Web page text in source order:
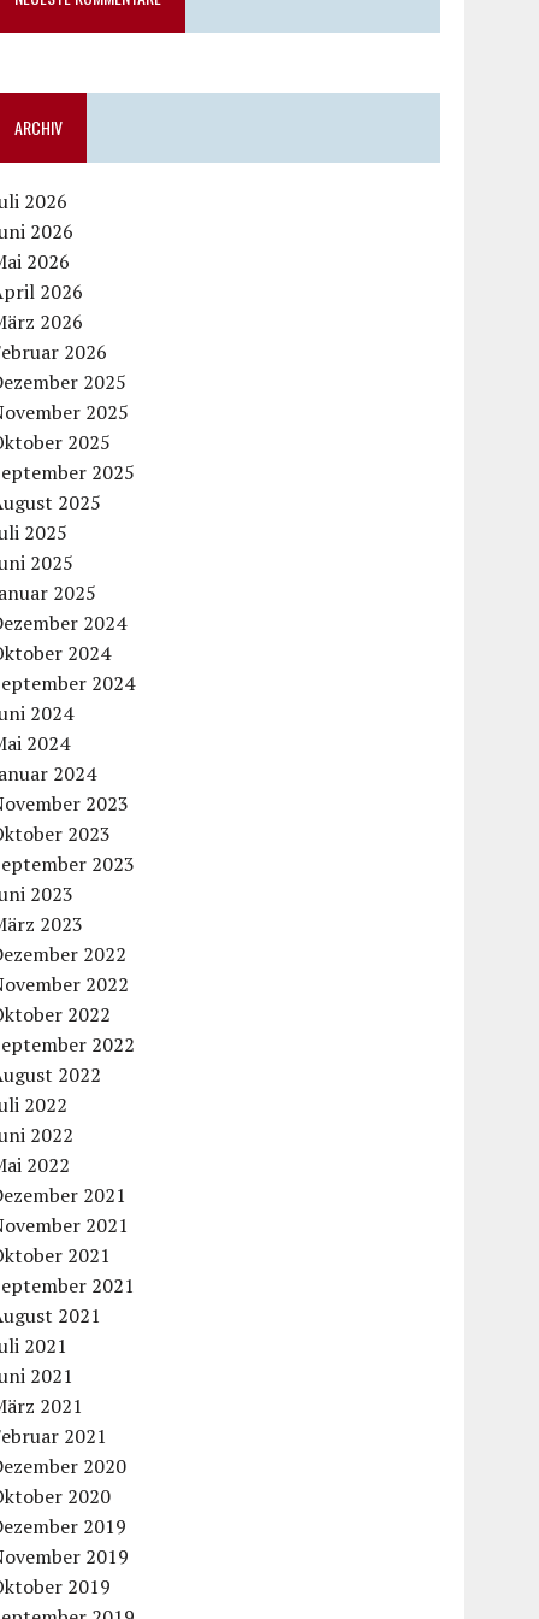
ARCHIV
2026
2026
2026
2026
2026
2026
2025
2025
2025
2025
2025
2025
2025
2025
2024
2024
2024
2024
2024
2024
2023
2023
2023
2023
2023
2022
2022
2022
2022
2022
2022
2022
2022
2021
2021
2021
2021
2021
2021
2021
2021
2021
2020
2020
2019
2019
2019